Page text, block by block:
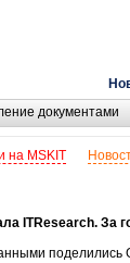
документами
на MSKIT
ITResearch. За
поделились